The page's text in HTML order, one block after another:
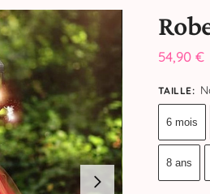
54,90 €
TAILLE:
6 mois
8 ans